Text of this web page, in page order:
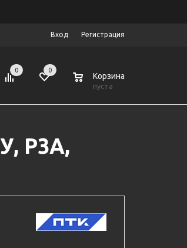
Вход Регистрация
0 0
Корзина
пуста
Р3А,